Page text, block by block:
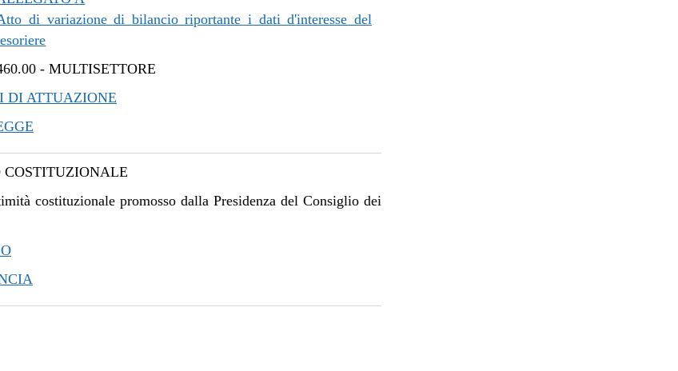
di variazione di bilancio riportante i dati d'interesse del
-MULTISETTORE
DI ATTUAZIONE
COSTITUZIONALE
costituzionale promosso dalla Presidenza del Consiglio dei